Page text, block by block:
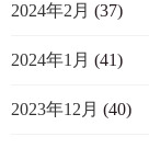
2024年2月 (37)
2024年1月 (41)
2023年12月 (40)